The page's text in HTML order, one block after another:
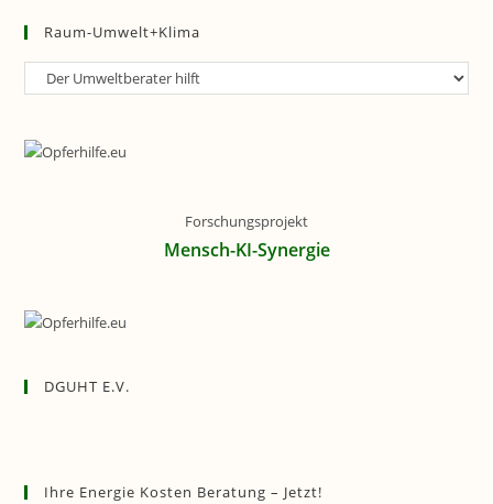
Raum-Umwelt+Klima
Raum-
Forschungsprojekt
Mensch-KI-Synergie
DGUHT E.V.
Ihre Energie Kosten Beratung – Jetzt!